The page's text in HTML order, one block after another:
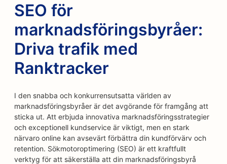
SEO för
marknadsföringsbyråer:
Driva trafik med
Ranktracker
I den snabba och konkurrensutsatta världen av
marknadsföringsbyråer är det avgörande för framgång att
sticka ut. Att erbjuda innovativa marknadsföringsstrategier
och exceptionell kundservice är viktigt, men en stark
närvaro online kan avsevärt förbättra din kundförvärv och
retention. Sökmotoroptimering (SEO) är ett kraftfullt
verktyg för att säkerställa att din marknadsföringsbyrå